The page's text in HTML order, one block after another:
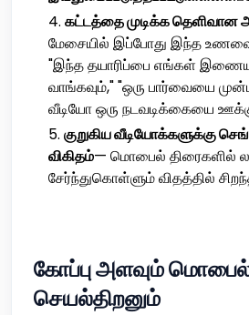
கட்டத்தை முடிக்க தெளிவான
மேசையில் இப்போது இந்த
"இந்த தயாரிப்பை எங்கள்
வாங்கவும்," "ஒரு பார்வையை
வீடியோ ஒரு நடவடிக்கையை
குறுகிய வீடியோக்களுக்கு
விகிதம்— மொபைல் திரைகளில்
சேர்ந்துகொள்ளும் விதத்தில்
கோப்பு அளவும்
செயல்திறனும்